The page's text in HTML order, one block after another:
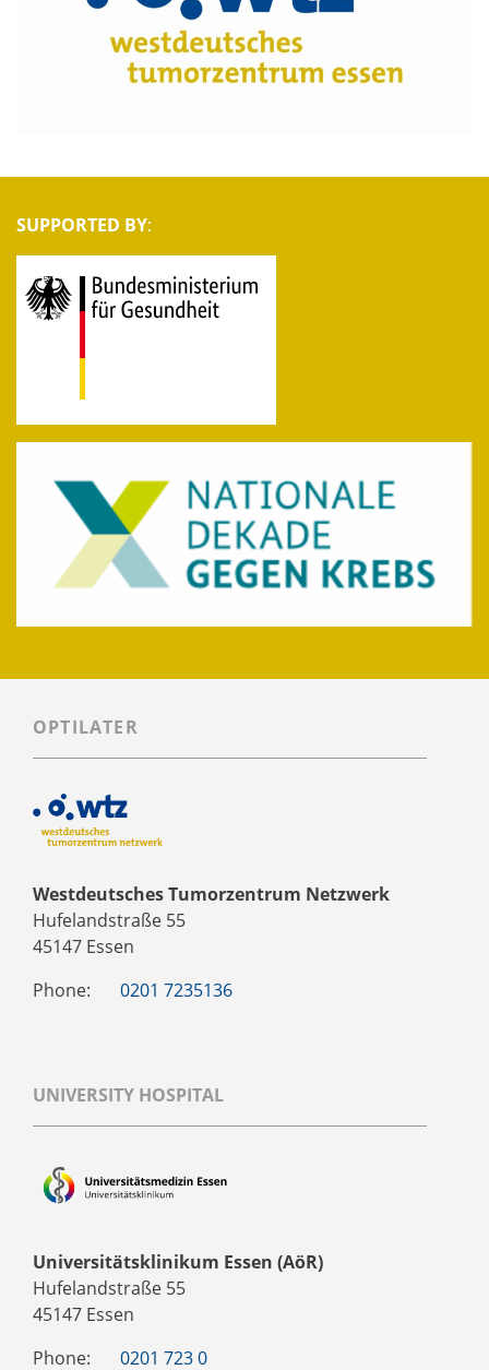
SUPPORTED BY:
OPTILATER
Westdeutsches Tumorzentrum Netzwerk
Hufelandstraße 55
45147 Essen
Phone:
0201 7235136
UNIVERSITY HOSPITAL
Universitätsklinikum Essen (AöR)
Hufelandstraße 55
45147 Essen
Phone:
0201 723 0